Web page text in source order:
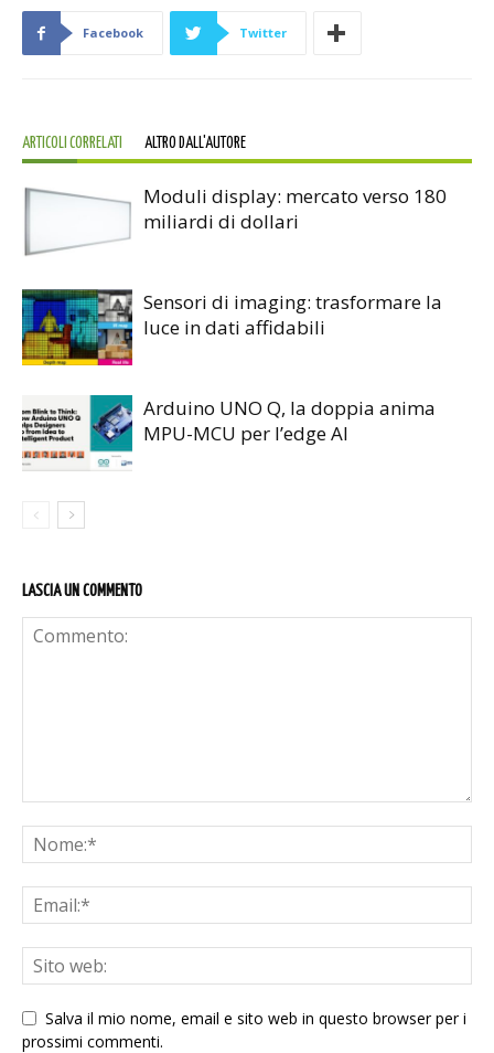
Facebook Twitter
ARTICOLI CORRELATI ALTRO DALL'AUTORE
Moduli display: mercato verso 180
miliardi di dollari
Sensori di imaging: trasformare la
luce in dati affidabili
Arduino UNO Q, la doppia anima
MPU-MCU per l’edge AI
LASCIA UN COMMENTO
Salva il mio nome, email e sito web in questo browser per i
prossimi commenti.